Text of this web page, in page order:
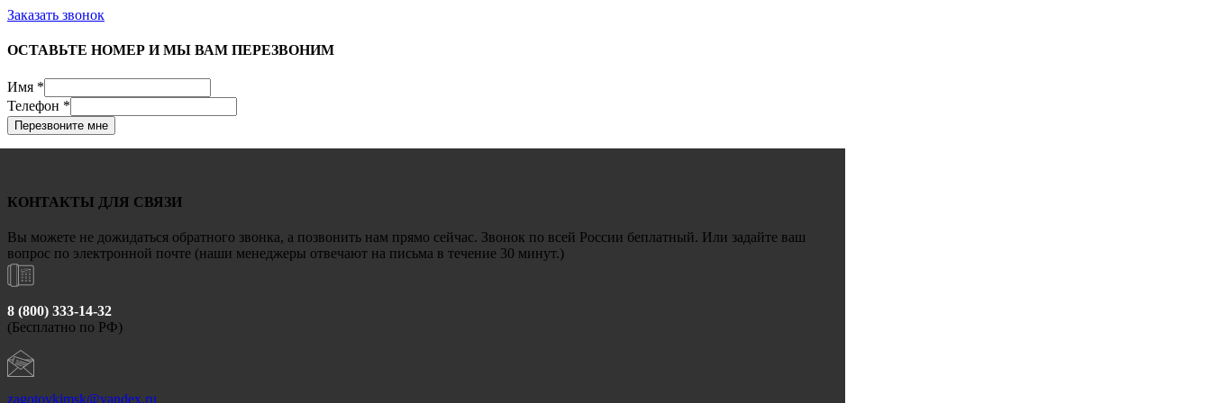
Заказать звонок
ОСТАВЬТЕ НОМЕР И МЫ ВАМ ПЕРЕЗВОНИМ
Имя *
Телефон *
Перезвоните мне
КОНТАКТЫ ДЛЯ СВЯЗИ
Вы можете не дожидаться обратного звонка, а позвонить нам прямо сейчас. Звонок по всей России беплатный. Или задайте ваш
вопрос по электронной почте (наши менеджеры отвечают на письма в течение 30 минут.)
8 (800) 333-14-32
(Бесплатно по РФ)
zagotovkimsk@yandex.ru